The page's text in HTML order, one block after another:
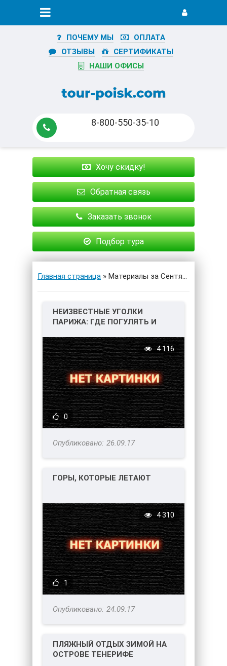
ПОЧЕМУ МЫ
ОПЛАТА
ОТЗЫВЫ
СЕРТИФИКАТЫ
НАШИ ОФИСЫ
8-800-550-35-10
Хочу скидку!
Обратная связь
Заказать звонок
Подбор тура
Главная страница » Материалы за Сентябрь 2017 года
НЕИЗВЕСТНЫЕ УГОЛКИ
ПАРИЖА: ГДЕ ПОГУЛЯТЬ И
0
4 116
26.09.17
ГОРЫ, КОТОРЫЕ ЛЕТАЮТ
1
4 310
24.09.17
ПЛЯЖНЫЙ ОТДЫХ ЗИМОЙ НА
ОСТРОВЕ ТЕНЕРИФЕ